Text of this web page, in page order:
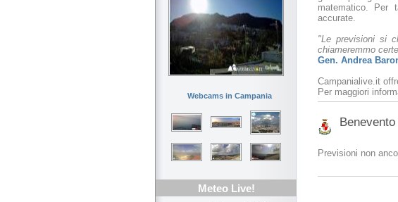
Webcams in Campania
Meteo Live!
matematico. Per
accurate.
"Le previsioni si
chiameremmo
Gen. Andrea
Campanialive.it
Per maggiori
Benevento
Previsioni non